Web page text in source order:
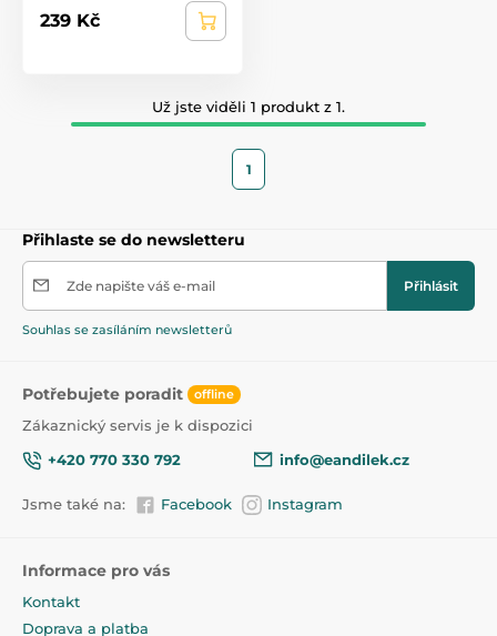
239 Kč
Už jste viděli 1 produkt z 1.
1
Přihlaste se do newsletteru
Zde napište váš e-mail Přihlásit
Souhlas se zasíláním newsletterů
Potřebujete poradit offline
Zákaznický servis je k dispozici
+420 770 330 792
info@eandilek.cz
Jsme také na: Facebook Instagram
Informace pro vás
Kontakt
Doprava a platba